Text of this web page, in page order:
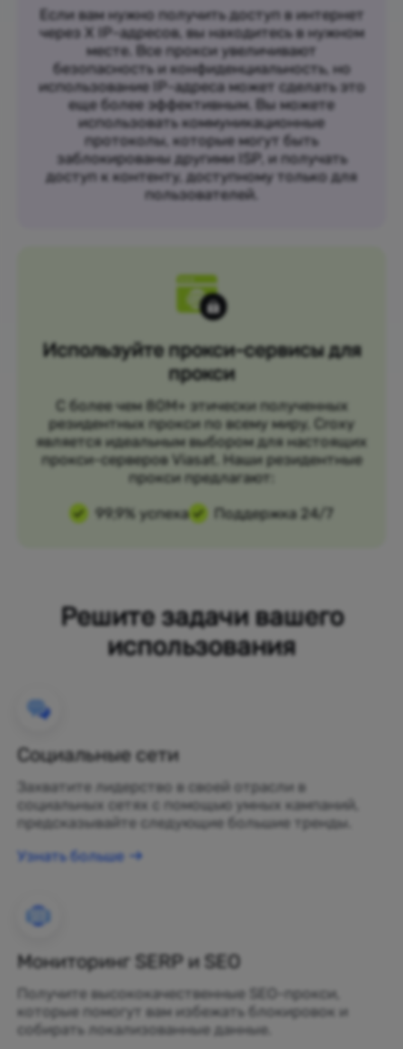
Если вам нужно получить доступ в интернет
через X IP-адресов, вы находитесь в нужном
месте. Все прокси увеличивают
безопасность и конфиденциальность, но
использование IP-адреса может сделать это
еще более эффективным. Вы можете
использовать коммуникационные
протоколы, которые могут быть
заблокированы другими ISP, и получать
доступ к контенту, доступному только для
пользователей.
Используйте прокси-сервисы для
прокси
С более чем 80M+ этически полученных
резидентных прокси по всему миру, Croxy
является идеальным выбором для настоящих
прокси-серверов Viasat. Наши резидентные
прокси предлагают:
99,9% успеха
Поддержка 24/7
Решите задачи вашего
использования
Социальные сети
Захватите лидерство в своей отрасли в
социальных сетях с помощью умных кампаний,
предсказывайте следующие большие тренды.
Узнать больше
Мониторинг SERP и SEO
Получите высококачественные SEO-прокси,
которые помогут вам избежать блокировок и
собирать локализованные данные.